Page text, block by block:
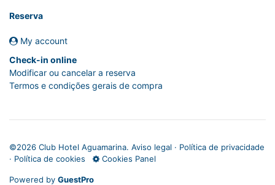
Reserva
My account
Check-in online
Modificar ou cancelar a reserva
Termos e condições gerais de compra
©2026 Club Hotel Aguamarina. Aviso legal · Política de privacidade
· Política de cookies Cookies Panel
Powered by GuestPro